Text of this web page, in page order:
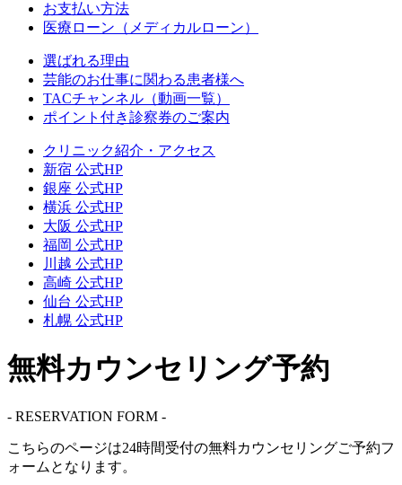
お支払い方法
医療ローン（メディカルローン）
選ばれる理由
芸能のお仕事に関わる患者様へ
TACチャンネル（動画一覧）
ポイント付き診察券のご案内
クリニック紹介・アクセス
新宿 公式HP
銀座 公式HP
横浜 公式HP
大阪 公式HP
福岡 公式HP
川越 公式HP
高崎 公式HP
仙台 公式HP
札幌 公式HP
無料カウンセリング予約
- RESERVATION FORM -
こちらのページは24時間受付の無料カウンセリングご予約フ
ォームとなります。